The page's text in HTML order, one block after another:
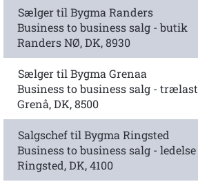
Sælger til Bygma Randers
Business to business salg - butik
Randers NØ, DK, 8930
Sælger til Bygma Grenaa
Business to business salg - trælast
Grenå, DK, 8500
Salgschef til Bygma Ringsted
Business to business salg - ledelse
Ringsted, DK, 4100